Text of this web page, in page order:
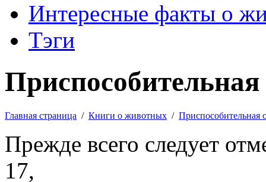
Интересные факты о
Тэги
Главная страница / Книги о животных / Приспособительная
Прежде всего следует
17,